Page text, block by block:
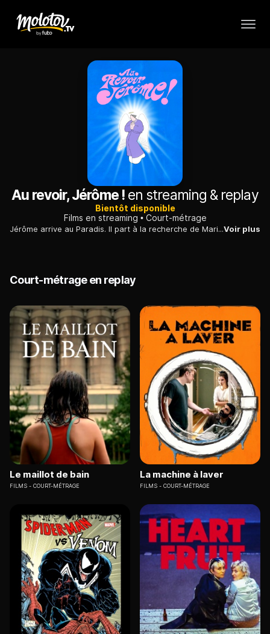
Au revoir, Jérôme !en streaming & replay
Bientôt disponible
Films en streaming
Court-métrage
Jérôme arrive au Paradis. Il part à la recherche de Marilyne, la femme qu'il aime.Voir plus
Court-métrage en replay
Le maillot de bain
FILMS COURT-MÉTRAGE
La machine à laver
FILMS COURT-MÉTRAGE